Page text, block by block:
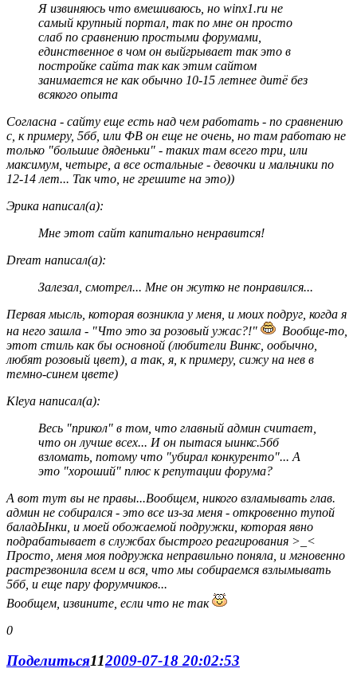
Я извиняюсь что вмешиваюсь, но winx1.ru не
самый крупный портал, так по мне он просто
слаб по сравнению простыми форумами,
единственное в чом он выйгрывает так это в
постройке сайта так как этим сайтом
занимается не как обычно 10-15 летнее дитё без
всякого опыта
Согласна - сайту еще есть над чем работать - по сравнению
с, к примеру, 5бб, или ФВ он еще не очень, но там работаю не
только "большие дяденьки" - таких там всего три, или
максимум, четыре, а все остальные - девочки и мальчики по
12-14 лет... Так что, не грешите на это))
Эрика написал(а):
Мне этот сайт капитально ненравится!
Dream написал(а):
Залезал, смотрел... Мне он жутко не понравился...
Первая мысль, которая возникла у меня, и моих подруг, когда я
на него зашла - "Что это за розовый ужас?!"
Вообще-то,
этот стиль как бы основной (любители Винкс, ообычно,
любят розовый цвет), а так, я, к примеру, сижу на нев в
темно-синем цвете)
Kleya написал(а):
Весь "прикол" в том, что главный админ считает,
что он лучше всех... И он пытася ыинкс.5бб
взломать, потому что "убирал конкуренто"... А
это "хороший" плюс к репутации форума?
А вот тут вы не правы...Вообщем, никого взламывать глав.
админ не собирался - это все из-за меня - откровенно тупой
баладЫнки, и моей обожаемой подружки, которая явно
подрабатывает в службах быстрого реагирования >_<
Просто, меня моя подружка неправильно поняла, и мгновенно
растрезвонила всем и вся, что мы собираемся взлымывать
5бб, и еще пару форумчиков...
Вообщем, извините, если что не так
0
Поделиться112009-07-18 20:02:53